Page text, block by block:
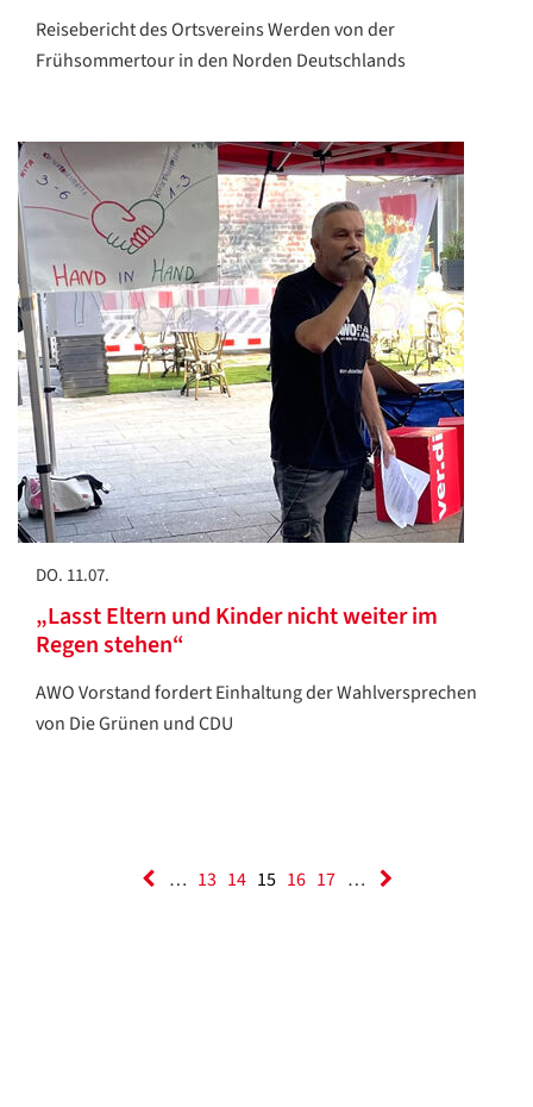
Reisebericht des Ortsvereins Werden von der
Frühsommertour in den Norden Deutschlands
DO. 11.07.
„Lasst Eltern und Kinder nicht weiter im
Regen stehen“
AWO Vorstand fordert Einhaltung der Wahlversprechen
von Die Grünen und CDU
… 13 14 15 16 17 …